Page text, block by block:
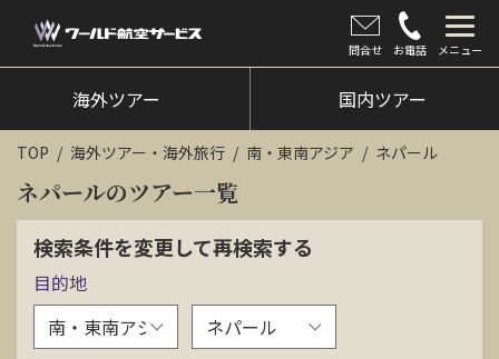
問合せ お電話 メニュー
海外ツアー
国内ツアー
クルーズツアー
ツアー催行状況
旅のひろば
イベント
海外ツアー 国内ツアー
TOP 海外ツアー・海外旅行 南・東南アジア ネパール
ネパールのツアー一覧
検索条件を変更して再検索する
目的地